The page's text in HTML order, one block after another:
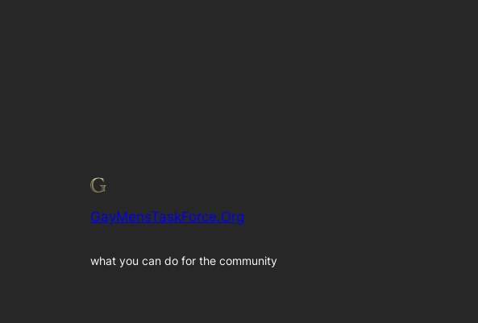
GayMensTaskForce.Org
what you can do for the community